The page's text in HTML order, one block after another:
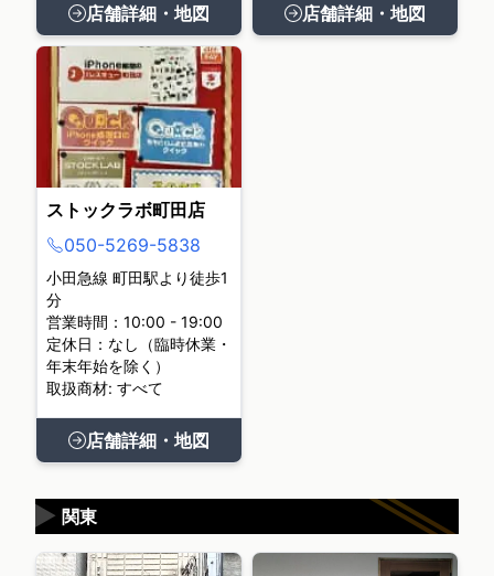
店舗詳細・地図 店舗詳細・地図
ストックラボ町田店
050-5269-5838
小田急線 町田駅より徒歩1
分
営業時間：10:00 - 19:00
定休日：なし（臨時休業・
年末年始を除く）
取扱商材: すべて
店舗詳細・地図
関東
▶